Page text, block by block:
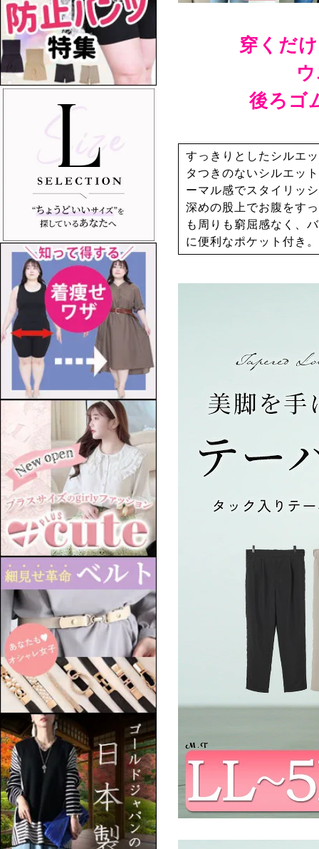
穿くだ
後ろゴ
すっきりとしたシルエ
タつきのないシルエッ
ーマル感でスタイリッ
深めの股上でお腹をす
も周りも窮屈感なく、
に便利なポケット付き。